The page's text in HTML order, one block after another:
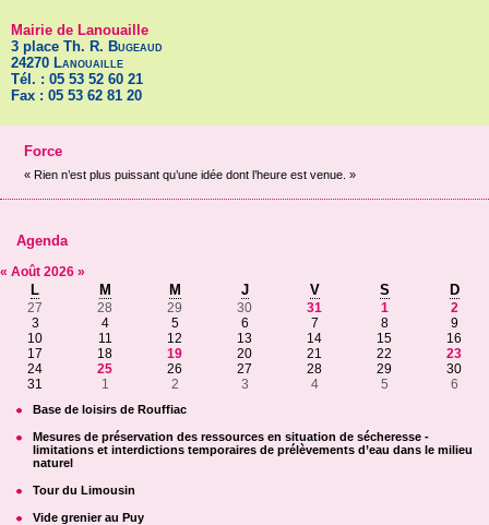
Mairie de Lanouaille
3 place Th. R. Bugeaud
24270 Lanouaille
Tél. : 05 53 52 60 21
Fax : 05 53 62 81 20
Force
« Rien n’est plus puissant qu’une idée dont l’heure est venue. »
Agenda
« Août 2026 »
L M M J V S D
27 28 29 30 31 1
2
3
4 5 6 7 8
9
10
11 12 13 14 15
16
17
18 19 20 21 22
23
24
25 26 27 28 29
30
31
1 2 3 4 5 6
Base de loisirs de Rouffiac
Mesures de préservation des ressources en situation de sécheresse -
limitations et interdictions temporaires de prélèvements d’eau dans le milieu
naturel
Tour du Limousin
Vide grenier au Puy